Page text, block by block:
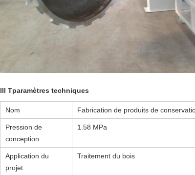
III Tparamètres techniques
Nom Fabrication de produits de
Pression de
conception
1.58 MPa
Application du
projet
Traitement du bois